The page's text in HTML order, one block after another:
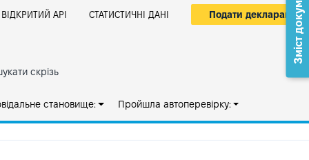
ВІДКРИТИЙ АРІ СТАТИСТИЧНІ ДАНІ Подати декларацію
скрізь
становище: Пройшла автоперевірку:
Зміст документа